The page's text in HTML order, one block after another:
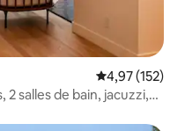
Évaluation
4,97 (152)
2 salles de bain, jacuzzi,